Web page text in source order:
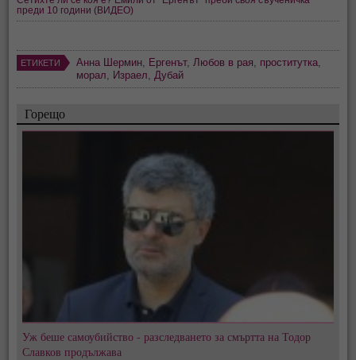
преди 10 години (ВИДЕО)
ЕТИКЕТИ Анна Шермин Ергенът, Любов в рая проститутка
морал
Израел Дубай
Горещо
Уж беше самоубийство - разследването за смъртта на Тодор
Славков продължава